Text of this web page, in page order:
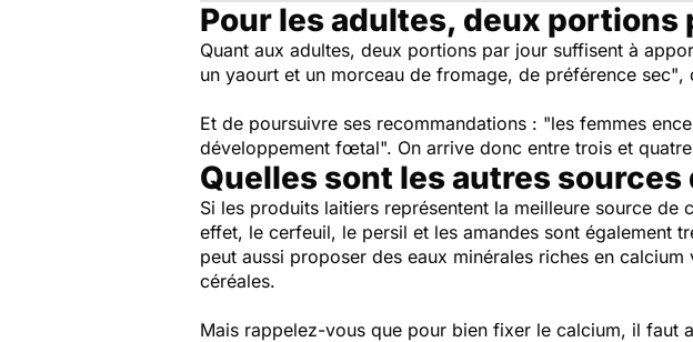
Pour les adultes, deux portions
Quant aux adultes, deux portions par jour suffisent à
un yaourt et un morceau de fromage, de préférence sec",
Et de poursuivre ses recommandations : "les femmes
développement fœtal". On arrive donc entre trois et
Quelles sont les autres sources
Si les produits laitiers représentent la meilleure source
effet, le cerfeuil, le persil et les amandes sont également
peut aussi proposer des eaux minérales riches en
céréales.
Mais rappelez-vous que pour bien fixer le calcium, il faut